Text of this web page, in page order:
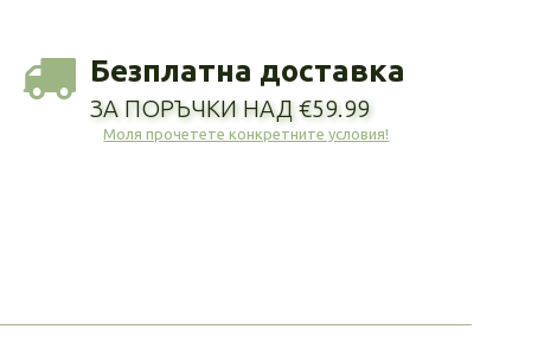
Безплатна доставка
ЗА ПОРЪЧКИ НАД €59.99
Моля прочетете конкретните условия!